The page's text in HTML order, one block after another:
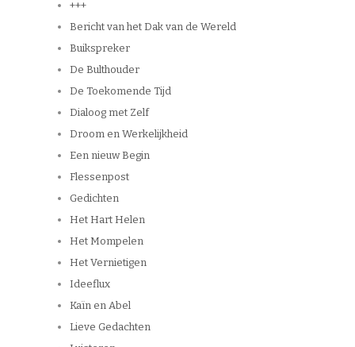
+++
Bericht van het Dak van de Wereld
Buikspreker
De Bulthouder
De Toekomende Tijd
Dialoog met Zelf
Droom en Werkelijkheid
Een nieuw Begin
Flessenpost
Gedichten
Het Hart Helen
Het Mompelen
Het Vernietigen
Ideeflux
Kaïn en Abel
Lieve Gedachten